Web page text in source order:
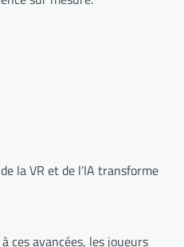
la VR et de l’IA transforme
ces avancées, les joueurs